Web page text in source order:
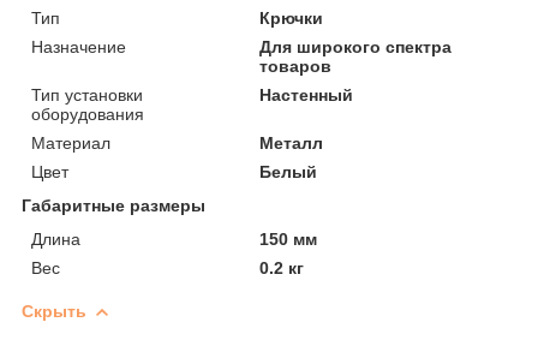
Тип
Крючки
Назначение
Для широкого спектра
товаров
Тип установки
оборудования
Настенный
Материал
Металл
Цвет
Белый
Габаритные размеры
Длина
150 мм
Вес
0.2 кг
Скрыть